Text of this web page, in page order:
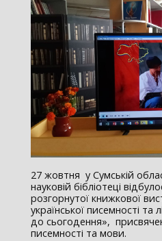
27 жовтня у Сумській
науковій бібліотеці
розгорнутої книжкової
української писемності та
до сьогодення»,
писемності та мови.